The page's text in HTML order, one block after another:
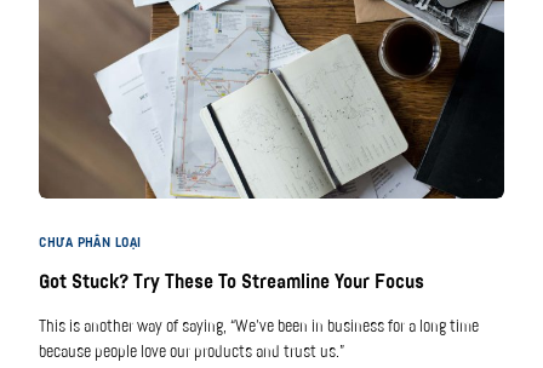
CHƯA PHÂN LOẠI
Got Stuck? Try These To Streamline Your Focus
This is another way of saying, “We’ve been in business for a long time
because people love our products and trust us.”